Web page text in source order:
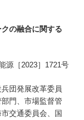
の融合に関する
源［2023］1721号
団発展改革委員
門、市場監督管
交通委員会、国